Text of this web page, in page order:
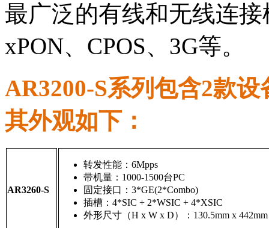
最广泛的有线和无线连
xPON、CPOS、3G等。
AR3200-S系列包含2款
其外观如下：
AR3260-S
转发性能：6Mpps
带机量：1000-1500台PC
固定接口：3*GE(2*Combo)
插槽：4*SIC + 2*WSIC + 4*XSIC
外形尺寸（H x W x D）：130.5mm x 442mm